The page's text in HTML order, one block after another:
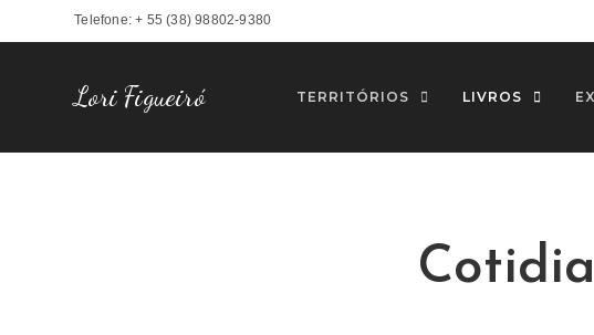
Telefone: + 55 (38) 98802-9380
Lori Figueiró TERRITÓRIOS LIVROS